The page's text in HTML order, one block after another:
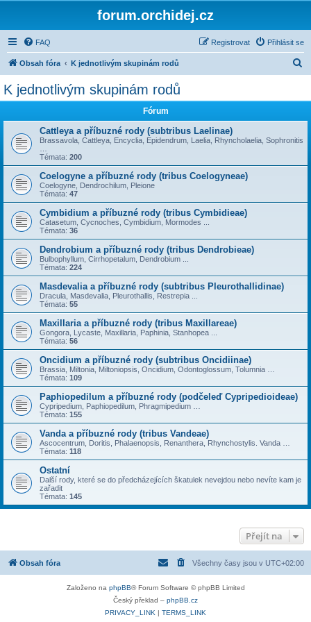
forum.orchidej.cz
FAQ Přihlásit se
Registrovat
Obsah fóra K jednotlivým skupinám rodů
K jednotlivým skupinám rodů
Fórum
Cattleya a příbuzné rody (subtribus Laelinae)
Brassavola, Cattleya, Encyclia, Epidendrum, Laelia, Rhyncholaelia, Sophronitis
Témata: 200
Coelogyne a příbuzné rody (tribus Coelogyneae)
Coelogyne, Dendrochilum, Pleione
Témata: 47
Cymbidium a příbuzné rody (tribus Cymbidieae)
Catasetum, Cycnoches, Cymbidium, Mormodes ...
Témata: 36
Dendrobium a příbuzné rody (tribus Dendrobieae)
Bulbophyllum, Cirrhopetalum, Dendrobium ...
Témata: 224
Masdevalia a příbuzné rody (subtribus Pleurothallidinae)
Dracula, Masdevalia, Pleurothallis, Restrepia ...
Témata: 55
Maxillaria a příbuzné rody (tribus Maxillareae)
Gongora, Lycaste, Maxillaria, Paphinia, Stanhopea ...
Témata: 56
Oncidium a příbuzné rody (subtribus Oncidiinae)
Brassia, Miltonia, Miltoniopsis, Oncidium, Odontoglossum, Tolumnia …
Témata: 109
Paphiopedilum a příbuzné rody (podčeleď Cypripedioideae)
Cypripedium, Paphiopedilum, Phragmipedium …
Témata: 155
Vanda a příbuzné rody (tribus Vandeae)
Ascocentrum, Doritis, Phalaenopsis, Renanthera, Rhynchostylis. Vanda …
Témata: 118
Ostatní
Další rody, které se do předcházejících škatulek nevejdou nebo nevíte kam je
zařadit
Témata: 145
Přejít na
Obsah fóra Všechny časy jsou v UTC+02:00
Založeno na phpBB® Forum Software © phpBB Limited
Český překlad – phpBB.cz
PRIVACY_LINK | TERMS_LINK